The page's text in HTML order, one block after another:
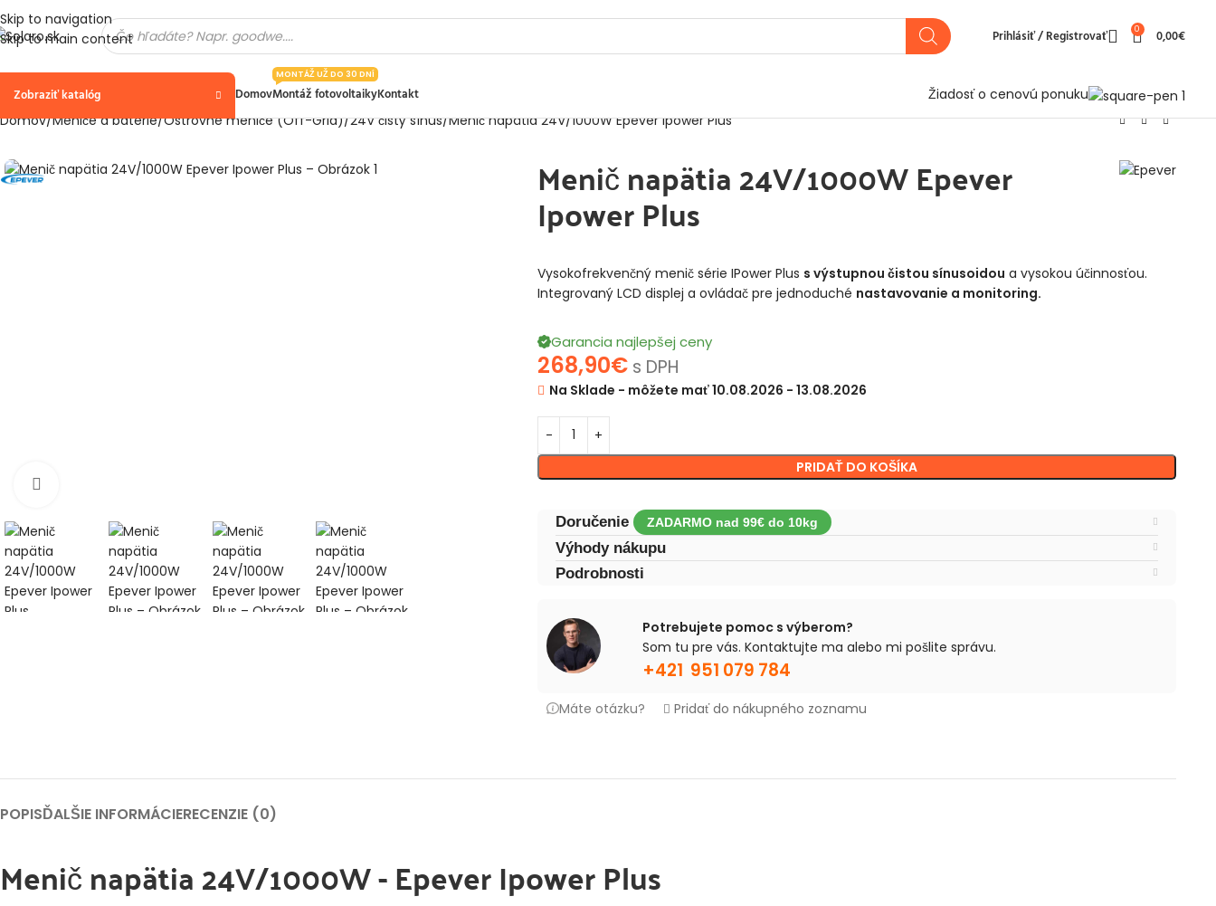
Skip to navigation
Skip to main content
Prihlásiť / Registrovať 0 0,00€
Zobraziť katalóg DomovMontáž fotovoltaiky
MONTÁŽ UŽ DO 30 DNÍ
Kontakt
Žiadosť o cenovú ponuku
Domov Meniče a batérie Ostrovné meniče (Off-Grid) 24V čistý sínus Menič napätia 24V/1000W Epever Ipower Plus
Menič napätia 24V/1000W Epever
Ipower Plus
Vysokofrekvenčný menič série IPower Plus s výstupnou čistou sínusoidou a vysokou účinnosťou.
Integrovaný LCD displej a ovládač pre jednoduché nastavovanie a monitoring.
Garancia najlepšej ceny
268,90€ s DPH
Na Sklade - môžete mať 10.08.2026 - 13.08.2026
PRIDAŤ DO KOŠÍKA
Doručenie
Výhody nákupu
Podrobnosti
Potrebujete pomoc s výberom?
Som tu pre vás. Kontaktujte ma alebo mi pošlite správu.
+421 951 079 784
Máte otázku? Pridať do nákupného zoznamu
POPISĎALŠIE INFORMÁCIERECENZIE (0)
Menič napätia 24V/1000W - Epever Ipower Plus